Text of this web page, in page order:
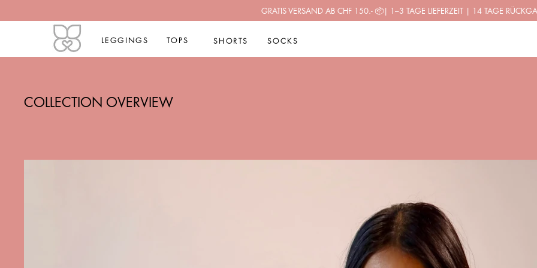
GRATIS VERSAND AB CHF 150.- 📦| 1–3 TAGE LIEFERZEIT | 14 TAGE
LEGGINGS TOPS SHORTS SOCKS
COLLECTION OVERVIEW